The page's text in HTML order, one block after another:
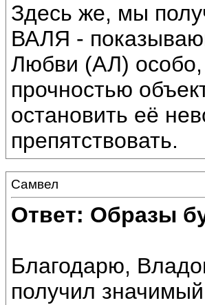
Здесь же, мы
ВАЛЯ -
Любви (АЛ) особо,
прочностью
остановить её
препятствовать.
Самвел
Ответ: Образы
Благодарю,
получил